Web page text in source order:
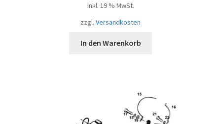
inkl. 19 % MwSt.
zzgl. Versandkosten
In den Warenkorb